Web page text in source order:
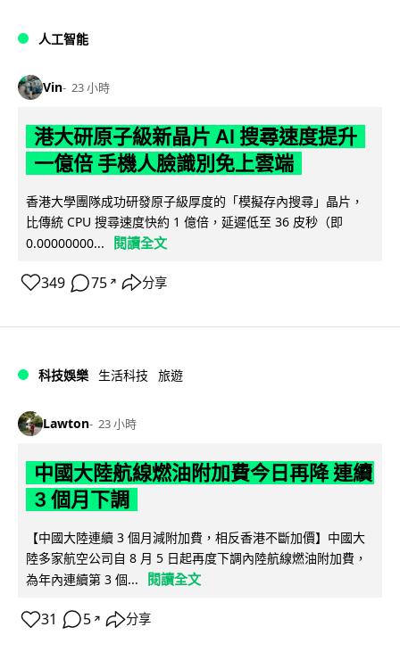
人工智能
Vin 23 小時
港大研原子級新晶片 AI 搜尋速度提升
一億倍 手機人臉識別免上雲端
香港大學團隊成功研發原子級厚度的「模擬存內搜尋」晶片，
比傳統 CPU 搜尋速度快約 1 億倍，延遲低至 36 皮秒（即
0.00000000...
閱讀全文
349 75 ↗ 分享
科技娛樂 生活科技 旅遊
Lawton 23 小時
中國大陸航線燃油附加費今日再降 連續
3 個月下調
【中國大陸連續 3 個月減附加費，相反香港不斷加價】中國大
陸多家航空公司自 8 月 5 日起再度下調內陸航線燃油附加費，
為年內連續第 3 個...
閱讀全文
31 5 ↗ 分享